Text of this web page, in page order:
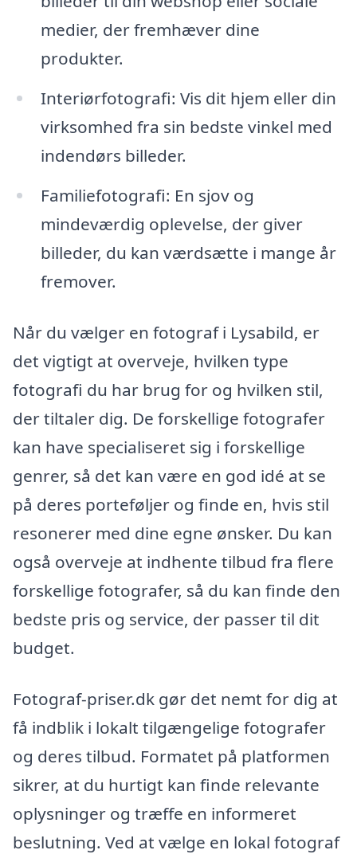
medier, der fremhæver dine
produkter.
Interiørfotografi: Vis dit hjem eller din
virksomhed fra sin bedste vinkel med
indendørs billeder.
Familiefotografi: En sjov og
mindeværdig oplevelse, der giver
billeder, du kan værdsætte i mange år
fremover.
Når du vælger en fotograf i Lysabild, er
det vigtigt at overveje, hvilken type
fotografi du har brug for og hvilken stil,
der tiltaler dig. De forskellige fotografer
kan have specialiseret sig i forskellige
genrer, så det kan være en god idé at se
på deres porteføljer og finde en, hvis stil
resonerer med dine egne ønsker. Du kan
også overveje at indhente tilbud fra flere
forskellige fotografer, så du kan finde den
bedste pris og service, der passer til dit
budget.
Fotograf-priser.dk gør det nemt for dig at
få indblik i lokalt tilgængelige fotografer
og deres tilbud. Formatet på platformen
sikrer, at du hurtigt kan finde relevante
oplysninger og træffe en informeret
beslutning. Ved at vælge en lokal fotograf